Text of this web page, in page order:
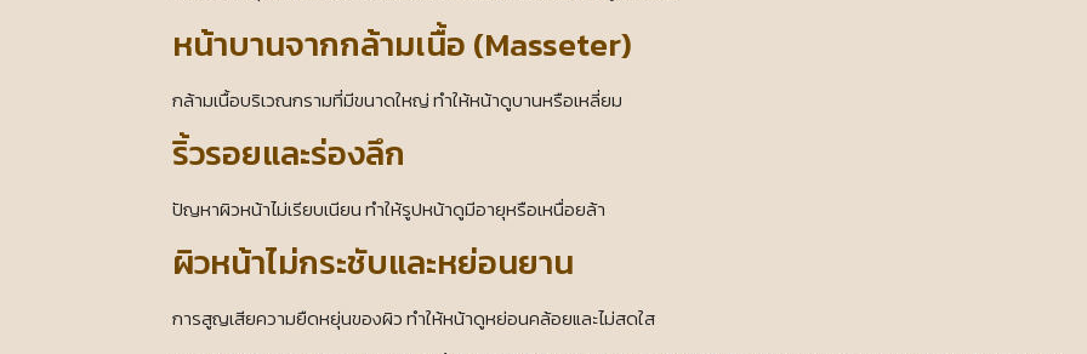
หน้าบานจากกล้ามเนื้อ (Masseter)
กล้ามเนื้อบริเวณกรามที่มีขนาดใหญ่ ทำให้หน้าดูบานหรือเหลี่ยม
ริ้วรอยและร่องลึก
ปัญหาผิวหน้าไม่เรียบเนียน ทำให้รูปหน้าดูมีอายุหรือเหนื่อยล้า
ผิวหน้าไม่กระชับและหย่อนยาน
การสูญเสียความยืดหยุ่นของผิว ทำให้หน้าดูหย่อนคล้อยและไม่สดใส